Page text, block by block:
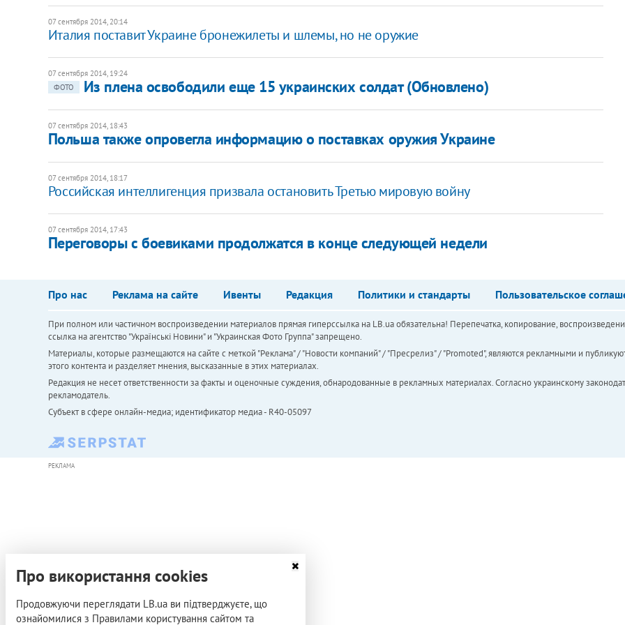
07 сентября 2014, 20:14
Италия поставит Украине бронежилеты и шлемы, но не оружие
07 сентября 2014, 19:24
ФОТО
Из плена освободили еще 15 украинских солдат (Обновлено)
07 сентября 2014, 18:43
Польша также опровегла информацию о поставках оружия Украине
07 сентября 2014, 18:17
Российская интеллигенция призвала остановить Третью мировую войну
07 сентября 2014, 17:43
Переговоры с боевиками продолжатся в конце следующей недели
Про нас Реклама на сайте Ивенты Редакция Политики и стандарты Пользовательское
При полном или частичном воспроизведении материалов прямая гиперссылка на LB.ua обязательна! Перепечатка, копирование,
ссылка на агентство "Українськi Новини" и "Украинская Фото Группа" запрещено.
Материалы, которые размещаются на сайте с меткой "Реклама" / "Новости компаний" / "Пресрелиз" / "Promoted", являются рекламными и
этого контента и разделяет мнения, высказанные в этих материалах.
Редакция не несет ответственности за факты и оценочные суждения, обнародованные в рекламных материалах. Согласно украинскому
рекламодатель.
Субъект в сфере онлайн-медиа; идентификатор медиа - R40-05097
РЕКЛАМА
Про використання cookies
Продовжуючи переглядати LB.ua ви підтверджуєте, що
ознайомилися з Правилами користування сайтом та